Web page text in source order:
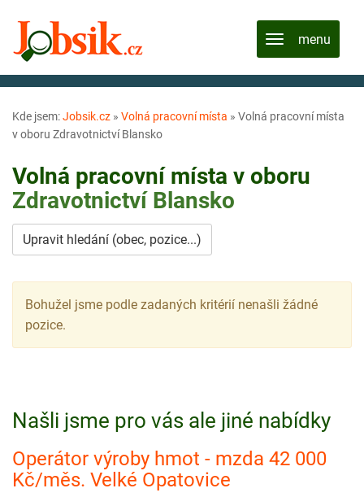
Kde jsem:Jobsik.cz » Volná pracovní místa » Volná pracovní místa
v oboru Zdravotnictví Blansko
Volná pracovní místa v oboru
Zdravotnictví Blansko
Upravit hledání (obec, pozice...)
Bohužel jsme podle zadaných kritérií nenašli žádné
pozice.
Našli jsme pro vás ale jiné nabídky
Operátor výroby hmot - mzda 42 000
Kč/měs. Velké Opatovice